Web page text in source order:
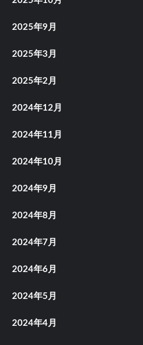
2025年9月
2025年3月
2025年2月
2024年12月
2024年11月
2024年10月
2024年9月
2024年8月
2024年7月
2024年6月
2024年5月
2024年4月